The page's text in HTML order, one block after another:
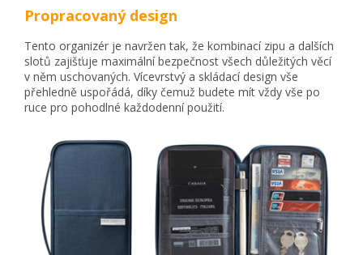
Propracovaný design
Tento organizér je navržen tak, že kombinací zipu a dalších
slotů zajišťuje maximální bezpečnost všech důležitých věcí
v něm uschovaných. Vícevrstvý a skládací design vše
přehledně uspořádá, díky čemuž budete mít vždy vše po
ruce pro pohodlné každodenní použití.